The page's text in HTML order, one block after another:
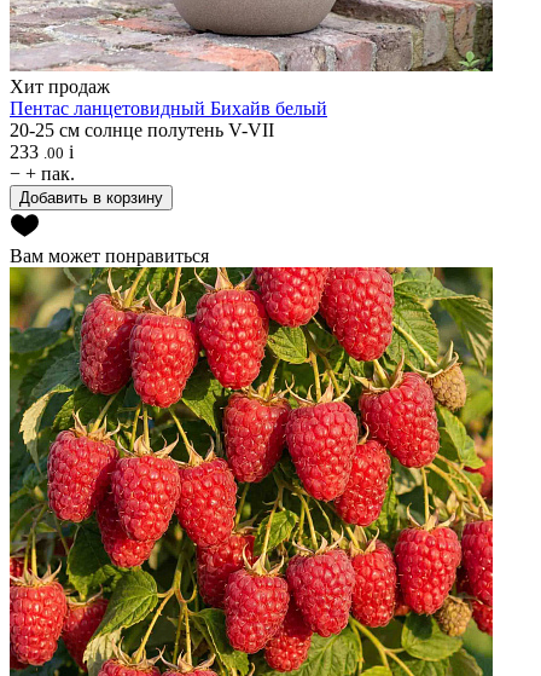
Хит продаж
Пентас ланцетовидный Бихайв белый
20-25 см солнце полутень V-VII
233 .00 i
− + пак.
Добавить в корзину
Вам может понравиться